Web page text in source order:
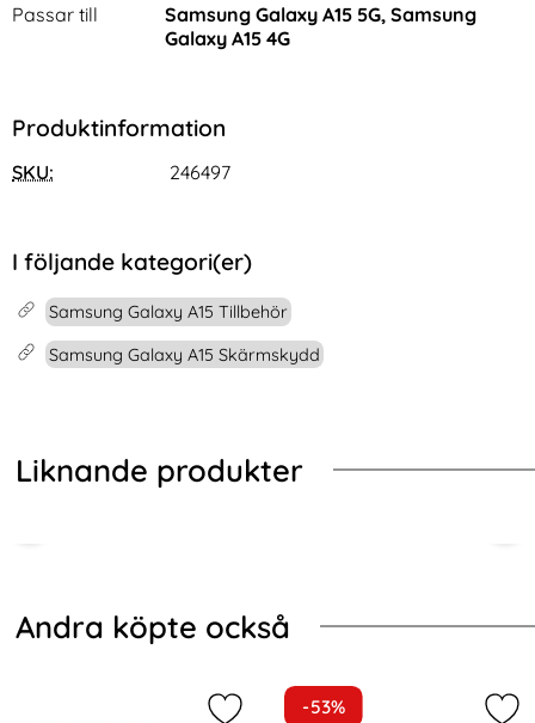
Passar till
Samsung Galaxy A15 5G, Samsung
Galaxy A15 4G
Produktinformation
SKU: 246497
I följande kategori(er)
Samsung Galaxy A15 Tillbehör
Samsung Galaxy A15 Skärmskydd
Liknande produkter
andra
köpte
Andra köpte också
-53%